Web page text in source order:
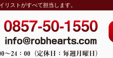
ストがすべて担当します。